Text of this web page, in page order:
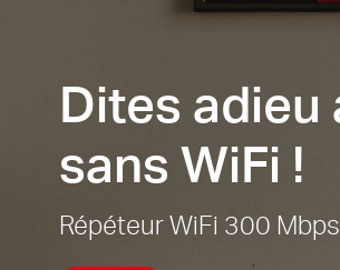
Dites adieu
sans WiFi !
Répéteur WiFi 300 Mbps